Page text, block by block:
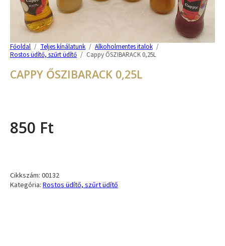
Főoldal / Teljes kínálatunk / Alkoholmentes italok /
Rostos üdítő, szűrt üdítő / Cappy ŐSZIBARACK 0,25L
CAPPY ŐSZIBARACK 0,25L
850 Ft
Cikkszám: 00132
Kategória: Rostos üdítő, szűrt üdítő